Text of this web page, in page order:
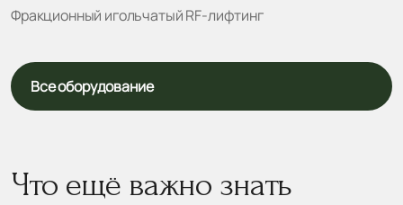
Фракционный игольчатый RF-лифтинг
Все оборудование
Что ещё важно знать